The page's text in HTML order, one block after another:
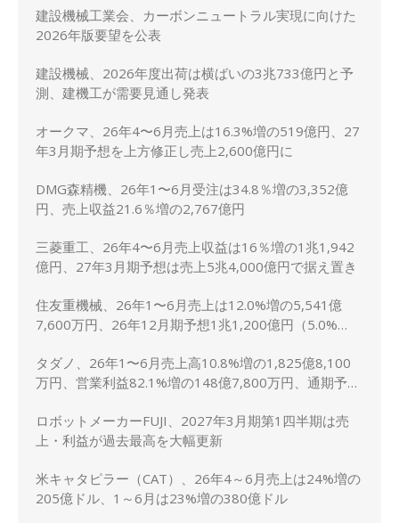
建設機械工業会、カーボンニュートラル実現に向けた
2026年版要望を公表
建設機械、2026年度出荷は横ばいの3兆733億円と予
測、建機工が需要見通し発表
オークマ、26年4〜6月売上は16.3%増の519億円、27
年3月期予想を上方修正し売上2,600億円に
DMG森精機、26年1〜6月受注は34.8％増の3,352億
円、売上収益21.6％増の2,767億円
三菱重工、26年4〜6月売上収益は16％増の1兆1,942
億円、27年3月期予想は売上5兆4,000億円で据え置き
住友重機械、26年1〜6月売上は12.0%増の5,541億
7,600万円、26年12月期予想1兆1,200億円（5.0%
タダノ、26年1〜6月売上高10.8%増の1,825億8,100
万円、営業利益82.1%増の148億7,800万円、通期予想
ロボットメーカーFUJI、2027年3月期第1四半期は売
上・利益が過去最高を大幅更新
米キャタピラー（CAT）、26年4～6月売上は24%増の
205億ドル、1～6月は23%増の380億ドル